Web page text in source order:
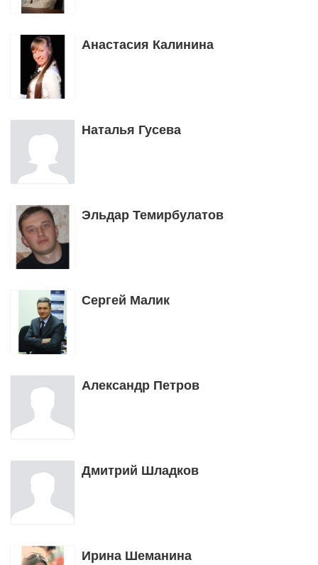
Анастасия Калинина
Наталья Гусева
Эльдар Темирбулатов
Сергей Малик
Александр Петров
Дмитрий Шладков
Ирина Шеманина